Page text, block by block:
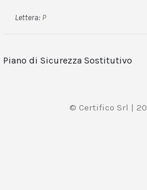
Lettera: P
Piano di Sicurezza Sostitutivo
© Certifico Srl |